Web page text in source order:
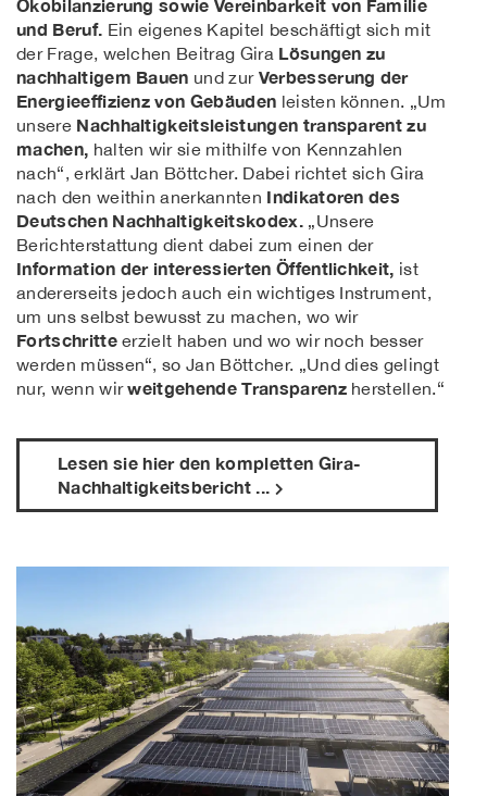
Ökobilanzierung sowie Vereinbarkeit von Familie
und Beruf. Ein eigenes Kapitel beschäftigt sich mit
der Frage, welchen Beitrag Gira Lösungen zu
nachhaltigem Bauen und zur Verbesserung der
Energieeffizienz von Gebäuden leisten können. „Um
unsere Nachhaltigkeitsleistungen transparent zu
machen, halten wir sie mithilfe von Kennzahlen
nach“, erklärt Jan Böttcher. Dabei richtet sich Gira
nach den weithin anerkannten Indikatoren des
Deutschen Nachhaltigkeitskodex. „Unsere
Berichterstattung dient dabei zum einen der
Information der interessierten Öffentlichkeit, ist
andererseits jedoch auch ein wichtiges Instrument,
um uns selbst bewusst zu machen, wo wir
Fortschritteerzielt haben und wo wir noch besser
werden müssen“, so Jan Böttcher. „Und dies gelingt
nur, wenn wirweitgehende Transparenzherstellen.“
Lesen sie hier den kompletten Gira-
Nachhaltigkeitsbericht ...